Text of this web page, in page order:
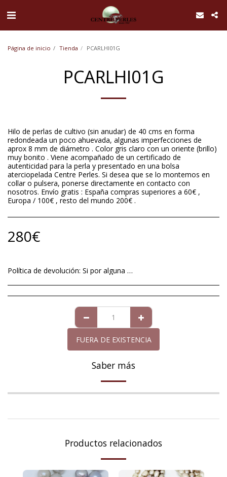
Página de inicio Tienda PCARLHI01G
PCARLHI01G
Hilo de perlas de cultivo (sin anudar) de 40 cms en forma
redondeada un poco ahuevada, algunas imperfecciones de
aprox 8 mm de diámetro . Color gris claro con un oriente (brillo)
muy bonito . Viene acompañado de un certificado de
autenticidad para la perla y presentado en una bolsa
aterciopelada Centre Perles. Si desea que se lo montemos en
collar o pulsera, ponerse directamente en contacto con
nosotros. Envío gratis : España compras superiores a 60€ ,
Europa / 100€ , resto del mundo 200€ .
280€
Política de devolución: Si por alguna excepcional situación no está satisfech@ con el artículo que le hemos mandado, tiene un plazo máximo de 14 días a contar a partir de la fecha de entrega , para devolverlo. Imperfecciones en perlas de cultivo no será motivo aceptable de devolución ya que éstas son totalmente naturales y no se pueden alterar dándole formas redondas y perfectas. Para la perla de Mallorca que viene acompañada de la garantía de diez años, la garantía cubre cualquier defecto exclusivamente de la perla, siempre y cuando ésta haya recibido los cuidados necesarios. La devolución del importe de la compra, cuando proceda, se realizará en el mismo medio de pago con el que usted adquirió el artículo que devuelve.
FUERA DE EXISTENCIA
Saber más
Productos relacionados